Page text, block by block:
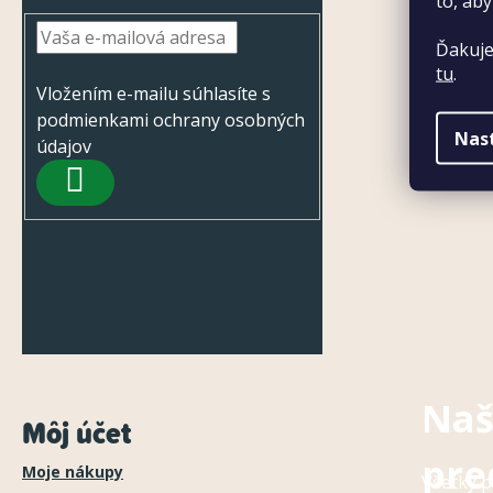
tu.
Vložením e-mailu súhlasíte s
podmienkami ochrany osobných
údajov
PRIHLÁSIŤ
Môj účet
Moje nákupy
Všetky